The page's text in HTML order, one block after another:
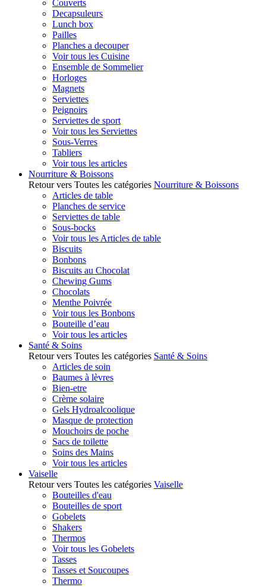
Couverts
Decapsuleurs
Lunch box
Pailles
Planches a decouper
Voir tous les Cuisine
Ensemble de Sommelier
Horloges
Magnets
Serviettes
Peignoirs
Serviettes de sport
Voir tous les Serviettes
Sous-Verres
Tabliers
Voir tous les articles
Nourriture & Boissons
Retour vers Toutes les catégories Nourriture & Boissons
Articles de table
Planches de service
Serviettes de table
Sous-bocks
Voir tous les Articles de table
Biscuits
Bonbons
Biscuits au Chocolat
Chewing Gums
Chocolats
Menthe Poivrée
Voir tous les Bonbons
Bouteille d’eau
Voir tous les articles
Santé & Soins
Retour vers Toutes les catégories Santé & Soins
Articles de soin
Baumes à lèvres
Bien-etre
Crème solaire
Gels Hydroalcoolique
Masque de protection
Mouchoirs de poche
Sacs de toilette
Soins des Mains
Voir tous les articles
Vaiselle
Retour vers Toutes les catégories Vaiselle
Bouteilles d'eau
Bouteilles de sport
Gobelets
Shakers
Thermos
Voir tous les Gobelets
Tasses
Tasses et Soucoupes
Thermo